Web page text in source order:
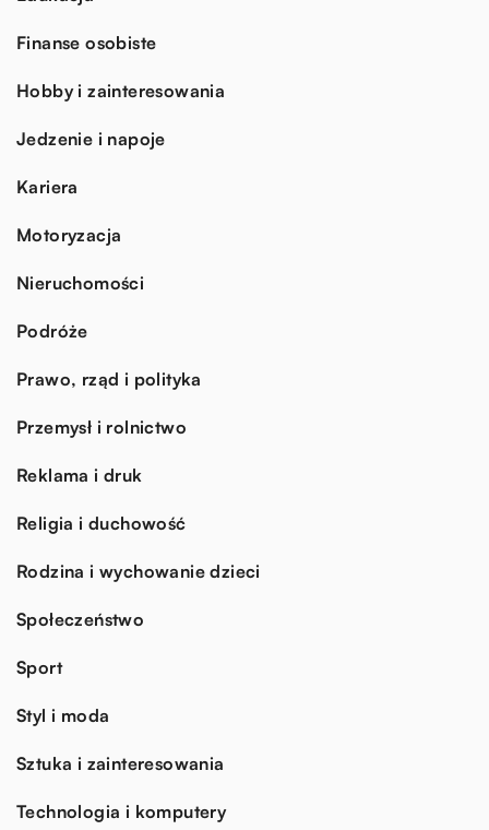
Finanse osobiste
Hobby i zainteresowania
Jedzenie i napoje
Kariera
Motoryzacja
Nieruchomości
Podróże
Prawo, rząd i polityka
Przemysł i rolnictwo
Reklama i druk
Religia i duchowość
Rodzina i wychowanie dzieci
Społeczeństwo
Sport
Styl i moda
Sztuka i zainteresowania
Technologia i komputery